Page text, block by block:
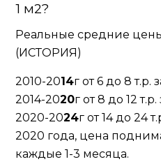
1 м2?
Реальные средние
(ИСТОРИЯ)
2010-2014г от 6 до 8 т.р.
2014-2020г от 8 до 12 т.р.
2020-2024г от 14 до 24
2020 года, цена
каждые 1-3 месяца.